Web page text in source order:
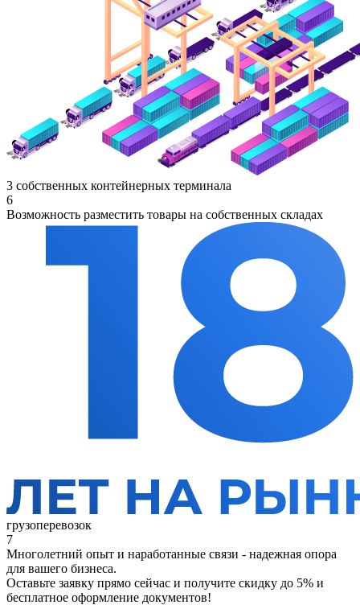
3 собственных контейнерных терминала
6
Возможность разместить товары на собственных складах
грузоперевозок
7
Многолетний опыт и наработанные связи - надежная опора
для вашего бизнеса.
Оставьте заявку прямо сейчас и получите скидку до 5% и
бесплатное оформление документов!